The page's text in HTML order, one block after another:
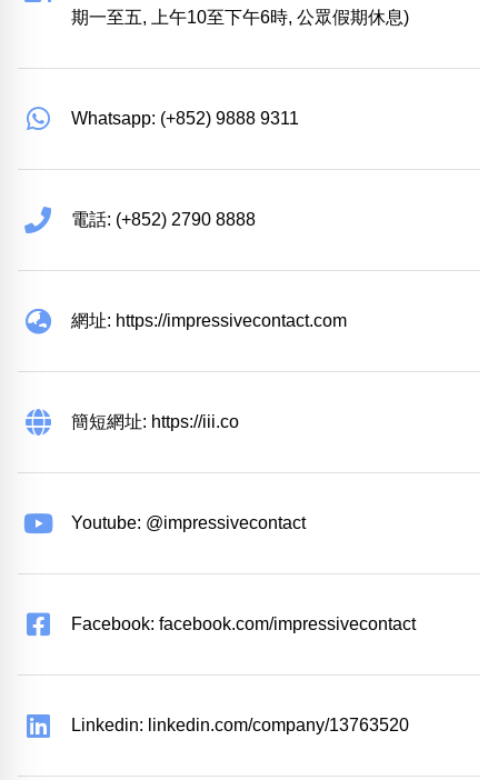
期一至五, 上午10至下午6時, 公眾假期休息)
Whatsapp: (+852) 9888 9311
電話: (+852) 2790 8888
網址: https://impressivecontact.com
簡短網址: https://iii.co
Youtube: @impressivecontact
Facebook: facebook.com/impressivecontact
Linkedin: linkedin.com/company/13763520